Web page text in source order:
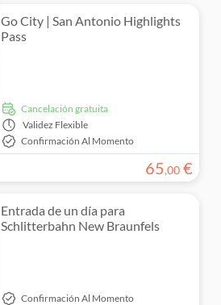
Go City | San Antonio Highlights
Pass
cancelación gratuita
Validez Flexible
Confirmación Al Momento
65,00 €
Entrada de un día para
Schlitterbahn New Braunfels
Confirmación Al Momento